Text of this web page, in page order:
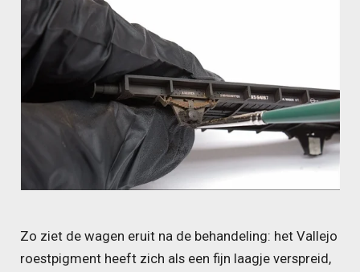
Zo ziet de wagen eruit na de behandeling: het Vallejo
roestpigment heeft zich als een fijn laagje verspreid,